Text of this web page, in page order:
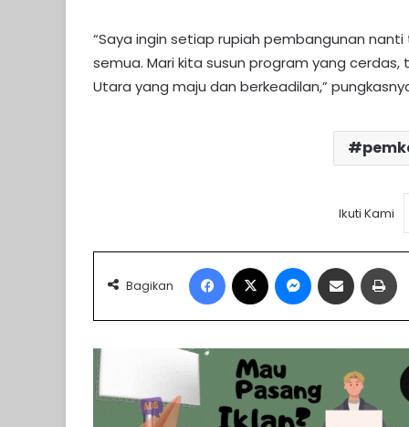
“Saya ingin setiap rupiah pembangunan
semua. Mari kita susun program yang
Utara yang maju dan berkeadilan,”
Ikuti Kami
Bagikan
Facebook Messenger
Share via Email